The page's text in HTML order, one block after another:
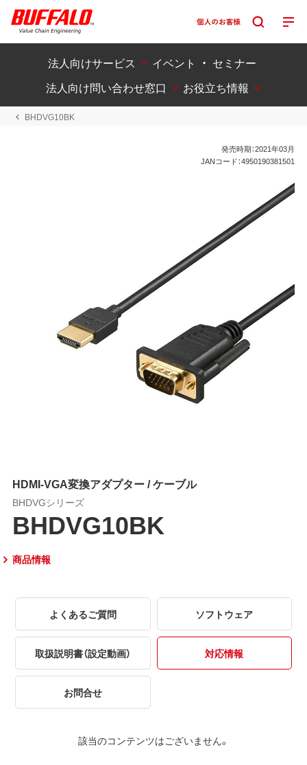
法人向けサービス
イベント ・ セミナー
法人向け問い合わせ窓口
お役立ち情報
BHDVG10BK
発売時期：2021年03月
JANコード：4950190381501
HDMI-VGA変換アダプター / ケーブル
BHDVGシリーズ
BHDVG10BK
商品情報
よくあるご質問 ソフトウェア
取扱説明書（設定動画） 対応情報
お問合せ
該当のコンテンツはございません。